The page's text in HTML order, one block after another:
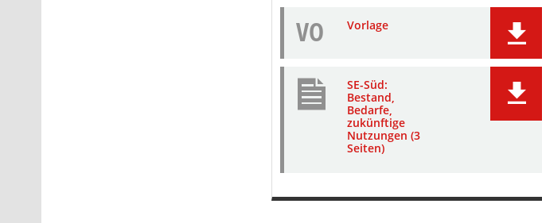
VO Vorlage
SE-Süd:
Bestand,
Bedarfe,
zukünftige
Nutzungen (3
Seiten)